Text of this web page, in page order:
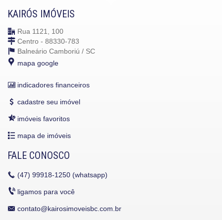
KAIRÓS IMÓVEIS
Rua 1121, 100
Centro - 88330-783
Balneário Camboriú / SC
mapa google
indicadores financeiros
cadastre seu imóvel
imóveis favoritos
mapa de imóveis
FALE CONOSCO
(47) 99918-1250 (whatsapp)
ligamos para você
contato@kairosimoveisbc.com.br